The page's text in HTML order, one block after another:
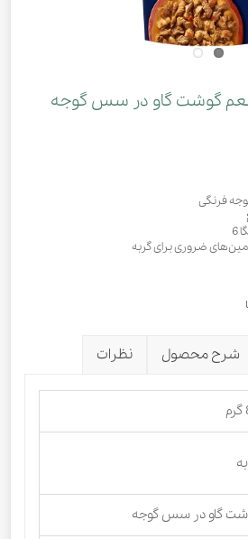
گوشت گاو در سس گوجه
فرنگی
6
ضروری برای گربه
شرح محصول نظرات
گاو در سس گوجه